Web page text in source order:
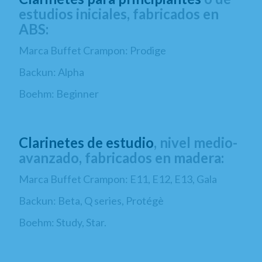
estudios iniciales, fabricados en
ABS:
Marca Buffet Crampon: Prodige
Backun: Alpha
Boehm: Beginner
Clarinetes de estudio, nivel medio-
avanzado, fabricados en madera:
Marca Buffet Crampon: E11, E12, E13, Gala
Backun: Beta, Q series, Protégè
Boehm: Study, Star.